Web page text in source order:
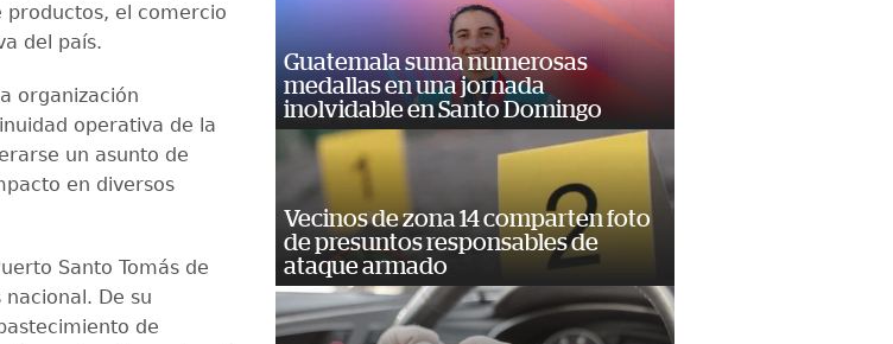
el comercio
del país.
organización
operativa de la
un asunto de
en diversos
Santo Tomás de
De su
de
Guatemala suma numerosas
medallas en una jornada
inolvidable en Santo Domingo
Vecinos de zona 14 comparten foto
de presuntos responsables de
ataque armado